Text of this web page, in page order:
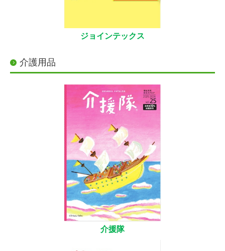
ジョインテックス
介護用品
介援隊